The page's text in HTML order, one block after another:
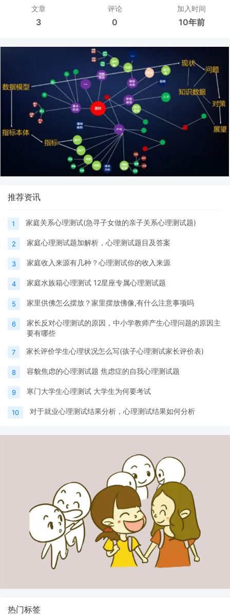
文章
3
评论
0
加入时间
10年前
推荐资讯
1 家庭关系心理测试(急寻子女做的亲子关系心理测试题)
2 家庭心理测试题加解析，心理测试题目及答案
3 家庭收入来源有几种？心理测试你的收入来源
4 家庭水族箱心理测试 12星座专属心理测试题
5 家里供佛怎么摆放？家里摆放佛像,有什么注意事项吗
6
家长反对心理测试的原因，中小学教师产生心理问题的原因主
要有哪些
7 家长评价学生心理状况怎么写(孩子心理测试家长评价表)
8 容貌焦虑的心理测试题 焦虑症的自我心理测试题
9 寒门大学生心理测试 大学生为何要考试
10 对于就业心理测试结果分析，心理测试结果如何分析
热门标签